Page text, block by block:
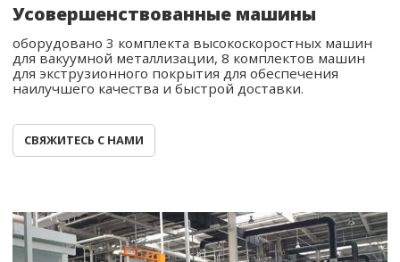
Усовершенствованные машины
оборудовано 3 комплекта высокоскоростных машин
для вакуумной металлизации, 8 комплектов машин
для экструзионного покрытия для обеспечения
наилучшего качества и быстрой доставки.
СВЯЖИТЕСЬ С НАМИ